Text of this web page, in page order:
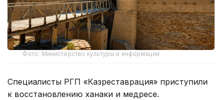
Фото: Министерство культуры и информации
Специалисты РГП «Казреставрация» приступили
к восстановлению ханаки и медресе.